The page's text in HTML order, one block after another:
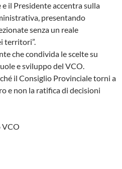
il Presidente accentra sulla
presentando
senza un reale
territori”.
che condivida le scelte su
e sviluppo del VCO.
il Consiglio Provinciale torni a
e non la ratifica di decisioni
VCO